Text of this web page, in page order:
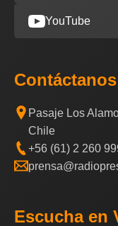
YouTube
Contáctanos
Pasaje Los
Chile
+56 (61) 2 260
Escucha en